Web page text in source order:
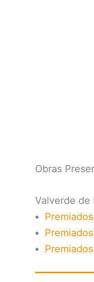
Obras
Valverde de